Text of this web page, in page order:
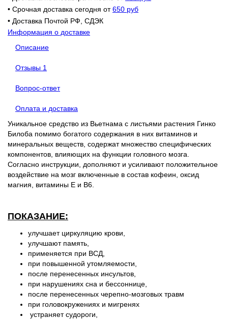
• Срочная доставка сегодня от650 руб
• Доставка Почтой РФ, СДЭК
Информация о доставке
Описание
Отзывы 1
Вопрос-ответ
Оплата и доставка
Уникальное средство из Вьетнама с листьями растения Гинко
Билоба помимо богатого содержания в них витаминов и
минеральных веществ, содержат множество специфических
компонентов, влияющих на функции головного мозга.
Согласно инструкции, дополняют и усиливают положительное
воздействие на мозг включенные в состав кофеин, оксид
магния, витамины Е и В6.
ПОКАЗАНИЕ:
улучшает циркуляцию крови,
улучшают память,
применяется при ВСД,
при повышенной утомляемости,
после перенесенных инсультов,
при нарушениях сна и бессоннице,
после перенесенных черепно-мозговых травм
при головокружениях и мигренях
устраняет судороги,